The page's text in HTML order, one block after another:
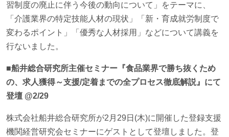
習制度の廃止に伴う今後の動向について」をテーマに、
「介護業界の特定技能人材の現状」「新・育成就労制度で
変わるポイント」「優秀な人材採用」などについて講義を
行ないました。
■船井総合研究所主催セミナー『食品業界で勝ち抜くため
の、求人獲得～支援/定着までの全プロセス徹底解説』にて
登壇 @2/29
株式会社船井総合研究所が2月29日(木)に開催した登録支援
機関経営研究会セミナーにゲストとして登壇しました。登